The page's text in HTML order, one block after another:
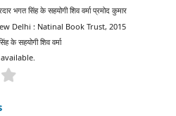
भगत सिंह के सहयोगी शिव वर्मा प्रमोद कुमार
Delhi : Natinal Book Trust, 2015
के सहयोगी शिव वर्मा